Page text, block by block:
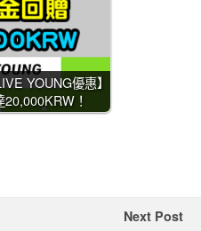
YOUNG優惠】
！
Next Post